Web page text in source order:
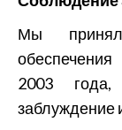
Мы
2003